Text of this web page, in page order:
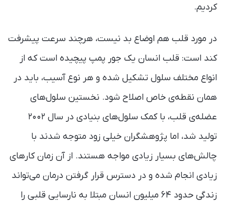
کردیم.
در مورد قلب هم اوضاع بد نیست، هرچند سرعت پیشرفت
کند است: قلب انسان یک جور پمپ پیچیده است که از
انواع مختلف سلول تشکیل شده و هر نوع آسیب، باید در
همان نقطه‌ی خاص اصلاح شود. نخستین سلول‌های
عضله‌ی قلب، با کمک سلول‌های بنیادی در سال ۲۰۰۲
تولید شد، اما پژوهشگران خیلی زود متوجه شدند با
چالش‌های بسیار زیادی مواجه هستند. از آن زمان کارهای
زیادی انجام شده و در دسترس قرار گرفتن درمان می‌تواند
زندگی حدود ۶۴ میلیون انسان مبتلا به نارسایی قلبی را